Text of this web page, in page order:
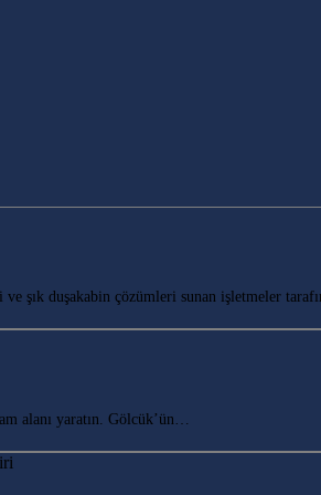
duşakabin çözümleri sunan işletmeler
alanı yaratın. Gölcük’ün…